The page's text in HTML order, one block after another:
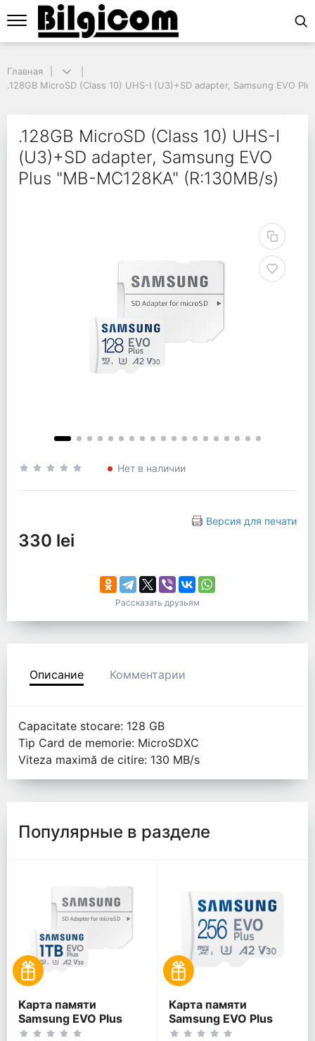
.128GB MicroSD (Class 10) UHS-I (U3)+SD adapter, Samsung EVO
.128GB MicroSD
Главная
.128GB MicroSD (Class 10) UHS-I (U3)+SD adapter, Samsung EVO
.128GB MicroSD (Class 10) UHS-I
(U3)+SD adapter, Samsung EVO
Plus "MB-MC128KA" (R:130MB/s)
Нет в наличии
Версия для печати
330 lei
Рассказать друзьям
Описание Комментарии
Capacitate stocare: 128 GB
Tip Card de memorie: MicroSDXC
Viteza maximă de citire: 130 MB/s
Популярные в разделе
Карта памяти
Samsung EVO Plus
MicroSDXC, 1024Гб
Карта памяти
Samsung EVO Plus
MicroSDXC, 256Гб